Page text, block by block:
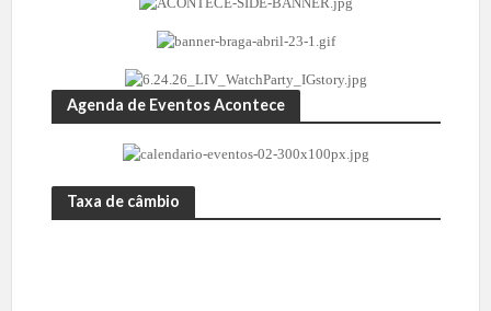
Agenda de Eventos Acontece
Taxa de câmbio